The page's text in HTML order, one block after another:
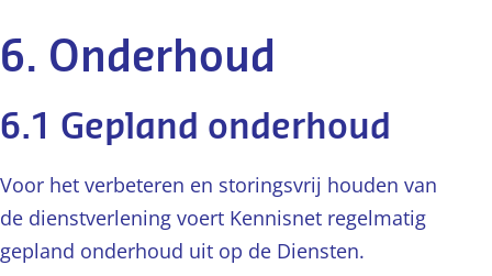
6. Onderhoud
6.1 Gepland onderhoud
Voor het verbeteren en storingsvrij houden van
de dienstverlening voert Kennisnet regelmatig
gepland onderhoud uit op de Diensten.